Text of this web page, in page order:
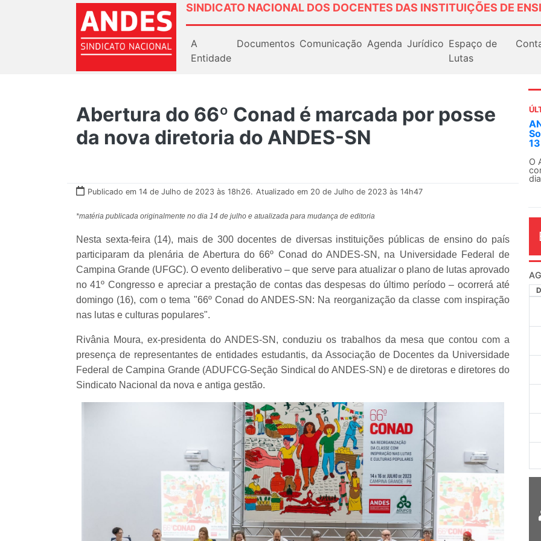
SINDICATO NACIONAL DOS DOCENTES DAS INSTITUIÇÕES DE
A
Entidade
Documentos Comunicação Agenda Jurídico Espaço de
Lutas
Abertura do 66º Conad é marcada por posse
da nova diretoria do ANDES-SN
Publicado em 14 de Julho de 2023 às 18h26. Atualizado em 20 de Julho de 2023 às 14h47
*matéria publicada originalmente no dia 14 de julho e atualizada para mudança de editoria
Nesta sexta-feira (14), mais de 300 docentes de diversas instituições públicas de ensino do país
participaram da plenária de Abertura do 66º Conad do ANDES-SN, na Universidade Federal de
Campina Grande (UFGC). O evento deliberativo – que serve para atualizar o plano de lutas aprovado
no 41º Congresso e apreciar a prestação de contas das despesas do último período – ocorrerá até
domingo (16), com o tema "66º Conad do ANDES-SN: Na reorganização da classe com inspiração
nas lutas e culturas populares".
Rivânia Moura, ex-presidenta do ANDES-SN, conduziu os trabalhos da mesa que contou com a
presença de representantes de entidades estudantis, da Associação de Docentes da Universidade
Federal de Campina Grande (ADUFCG-Seção Sindical do ANDES-SN) e de diretoras e diretores do
Sindicato Nacional da nova e antiga gestão.